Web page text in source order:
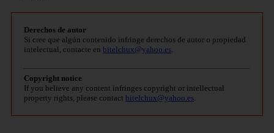
Derechos de autor
Si cree que algún contenido infringe derechos de autor o propiedad
intelectual, contacte en bitelchux@yahoo.es
Copyright notice
If you believe any content infringes copyright or intellectual
property rights, please contact bitelchux@yahoo.es